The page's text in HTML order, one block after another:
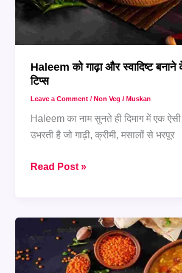
Haleem को गाढ़ा और स्वादिष्ट
टिप्स
Leave a Comment / Non Veg / Muskan
Haleem का नाम सुनते ही दिमाग में एक
उभरती है जो गाढ़ी, क्रीमी, मसालों से भरपूर
Haleem
और
स्वादिष्ट
बनाने
के
Read Post »